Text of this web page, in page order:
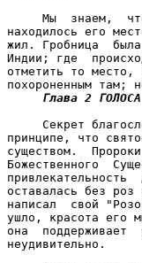
Мы  знаем,
находилось его
жил. Гробница
Индии; где
отметить то
похороненным там;
Глава 2
Секрет
принципе, что
существом.
Божественного
оставалась без
написал  свой
ушло, красота его
она
неудивительно.